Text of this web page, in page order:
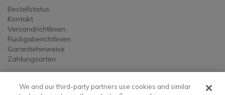
Bestellstatus
Kontakt
Versandrichtlinien
Rückgaberichtlinien
Garantiehinweise
Zahlungsarten
RECHTS-
We and our third-party partners use cookies and similar